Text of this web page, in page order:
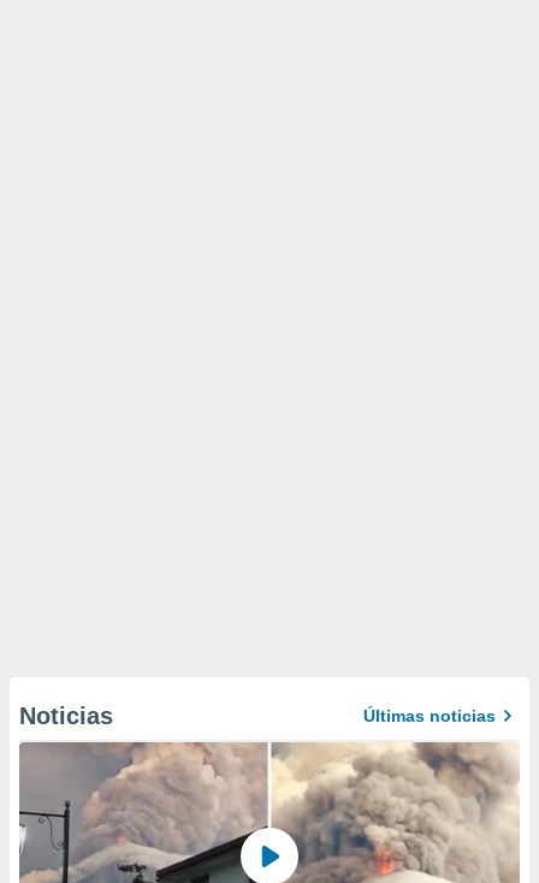
Noticias Últimas noticias